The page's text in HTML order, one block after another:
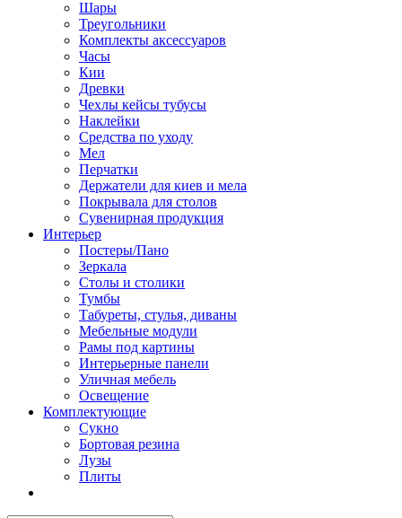
Шары
Треугольники
Комплекты аксессуаров
Часы
Кии
Древки
Чехлы кейсы тубусы
Наклейки
Средства по уходу
Мел
Перчатки
Держатели для киев и мела
Покрывала для столов
Сувенирная продукция
Интерьер
Постеры/Пано
Зеркала
Столы и столики
Тумбы
Табуреты, стулья, диваны
Мебельные модули
Рамы под картины
Интерьерные панели
Уличная мебель
Освещение
Комплектующие
Сукно
Бортовая резина
Лузы
Плиты